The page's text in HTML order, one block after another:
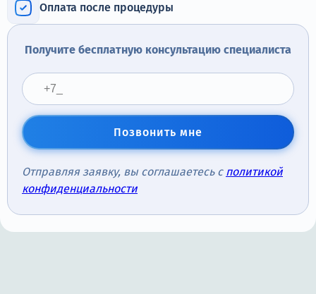
Оплата после процедуры
Получите бесплатную консультацию специалиста
Позвонить мне
Отправляя заявку, вы соглашаетесь с политикой
конфиденциальности